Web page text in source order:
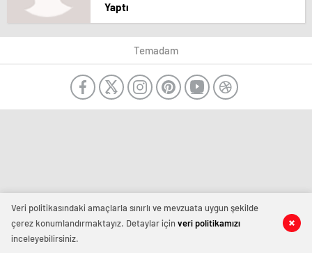
Yaptı
Temadam
Veri politikasındaki amaçlarla sınırlı ve mevzuata uygun şekilde
çerez konumlandırmaktayız. Detaylar içinveri politikamızı
inceleyebilirsiniz.